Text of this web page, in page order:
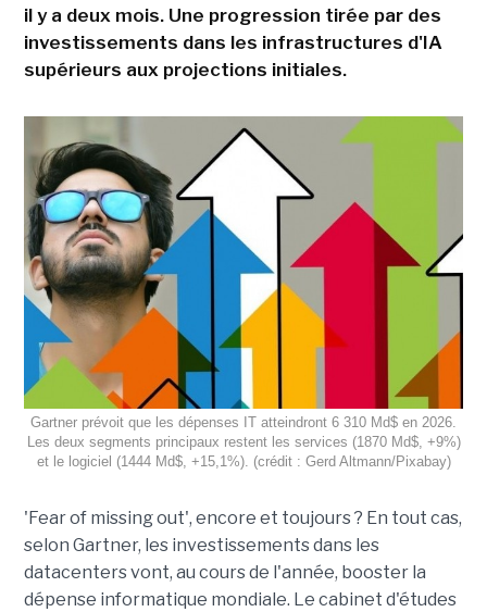
il y a deux mois. Une progression tirée par des
investissements dans les infrastructures d'IA
supérieurs aux projections initiales.
Gartner prévoit que les dépenses IT atteindront 6 310 Md$ en 2026.
Les deux segments principaux restent les services (1870 Md$, +9%)
et le logiciel (1444 Md$, +15,1%). (crédit : Gerd Altmann/Pixabay)
'Fear of missing out', encore et toujours ? En tout cas,
selon Gartner, les investissements dans les
datacenters vont, au cours de l'année, booster la
dépense informatique mondiale. Le cabinet d'études